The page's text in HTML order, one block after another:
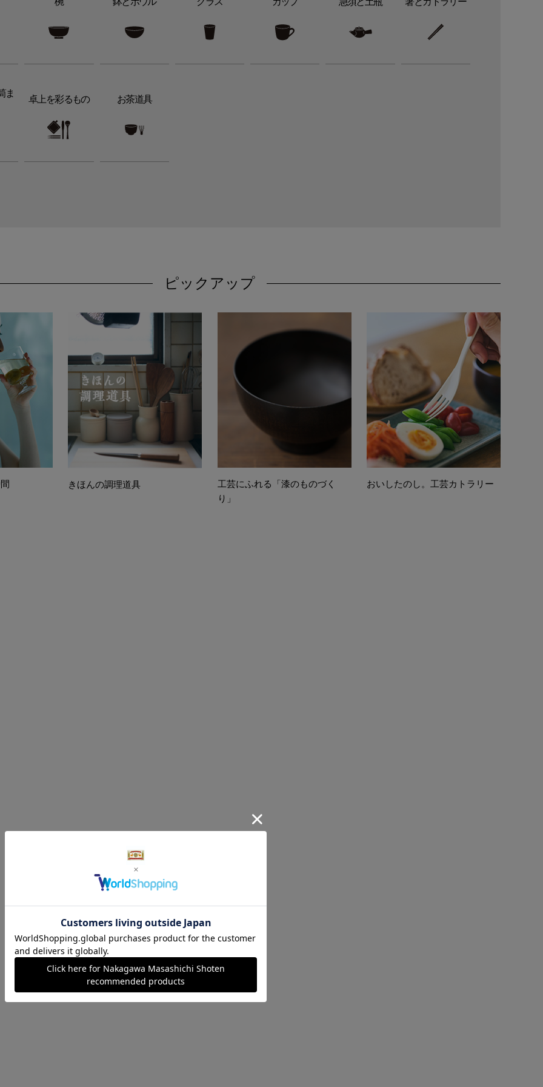
ま
卓上を彩るもの お茶道具
ピックアップ
きほんの調理道具
工芸にふれる「漆のものづく
り」
おいしたのし。工芸カトラリー